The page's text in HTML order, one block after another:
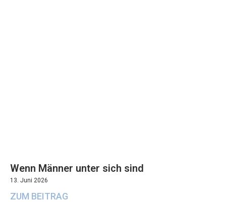
Wenn Männer unter sich sind
13. Juni 2026
ZUM BEITRAG